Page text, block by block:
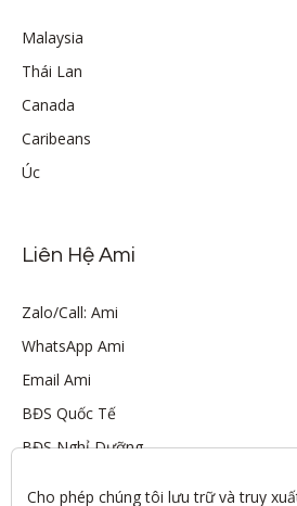
Malaysia
Thái Lan
Canada
Caribeans
Úc
Liên Hệ Ami
Zalo/Call: Ami
WhatsApp Ami
Email Ami
BĐS Quốc Tế
BĐS Nghỉ Dưỡng
Cho phép chúng tôi lưu trữ và truy